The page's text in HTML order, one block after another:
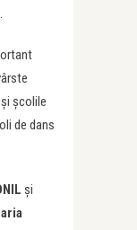
școlile
de dans
și